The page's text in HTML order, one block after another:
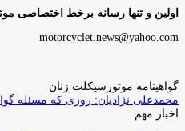
اولین و تنها رسانه برخط اختصاصی
motorcyclet.news@yahoo.com
گواهینامه موتورسیکلت زنان
محمدعلی نژادیان: روزی که مسئله
اخبار مهم